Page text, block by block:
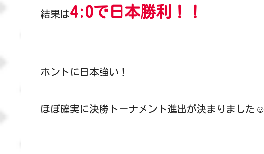
結果は4:0で日本勝利！！
ホントに日本強い！
ほぼ確実に決勝トーナメント進出が決まりました☺️